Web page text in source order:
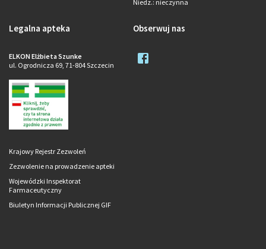
Niedz.: nieczynna
Legalna apteka
ELKON Elżbieta Szunke
ul. Ogrodnicza 69, 71-804 Szczecin
Krajowy Rejestr Zezwoleń
Zezwolenie na prowadzenie apteki
Wojewódzki Inspektorat
Farmaceutyczny
Biuletyn Informacji Publicznej GIF
Obserwuj nas